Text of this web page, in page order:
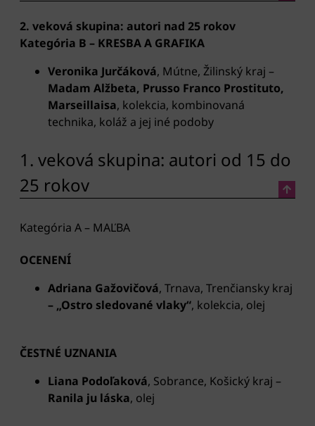
2. veková skupina: autori nad 25 rokov
Kategória B – KRESBA A GRAFIKA
Veronika Jurčáková, Mútne, Žilinský kraj –
Madam Alžbeta, Prusso Franco Prostituto,
Marseillaisa, kolekcia, kombinovaná
technika, koláž a jej iné podoby
1. veková skupina: autori od 15 do
25 rokov
Kategória A – MAĽBA
OCENENÍ
Adriana Gažovičová, Trnava, Trenčiansky kraj
– „Ostro sledované vlaky“, kolekcia, olej
ČESTNÉ UZNANIA
Liana Podoľaková, Sobrance, Košický kraj –
Ranila ju láska, olej